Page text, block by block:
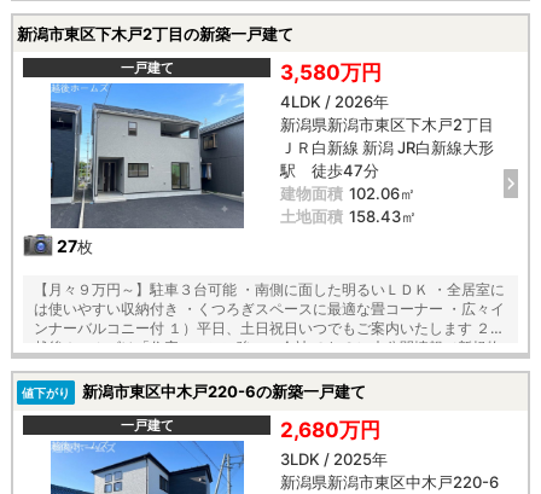
ンペーン実施中 ■自動洗浄機能付きの外壁サイディング ■地震に強い
「耐震等級３」の家！ ■厳しい第三者機関検査による「住宅性能評価」
W取得 ■「ベタ基礎」「地盤改良工事」実施 ■安心の建物１０年保証
（最大３５年まで延長可） ■年中無休のアフターサービスコールセンタ
ー設置 ■浴室乾燥機で天候に左右されずお洗濯が可能 【教育】 牡丹山小
学校 徒歩１３分 木戸中学校 徒歩１３分
新潟市東区下木戸2丁目の新築一戸建て
一戸建て
27枚
3,580万円
4LDK / 2026年
新潟県新潟市東区下木戸2丁目
ＪＲ白新線 新潟 JR白新線大形
駅 徒歩47分
建物面積 102.06㎡
土地面積 158.43㎡
【月々９万円～】駐車３台可能 ・南側に面した明るいＬＤＫ ・全居室に
は使いやすい収納付き ・くつろぎスペースに最適な畳コーナー ・広々イ
ンナーバルコニー付 １）平日、土日祝日いつでもご案内いたします ２）
越後ホームズは「住宅ローンに強い」会社です ３）未公開情報（新規物
実施中 ■自動洗浄機能付きの外壁サイディング ■地震に強い「耐震等級
３」の家！ ■厳しい第三者機関検査による「住宅性能評価」W取得
■「ベタ基礎」「地盤改良工事」実施 ■安心の建物１０年保証（最大３
５年まで延長可） ■年中無休のアフターサービスコールセンター設置 ■
浴室乾燥機で天候に左右されずお洗濯が可能 【教育】 牡丹山小学校 徒
歩１３分 木戸中学校 徒歩１３分
値下がり 新潟市東区中木戸220-6の新築一戸建て
一戸建て 2,680万円
3LDK / 2025年
新潟県新潟市東区中木戸220-6